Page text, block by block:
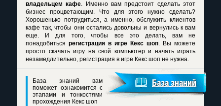
владельцем кафе. Именно вам предстоит сделать этот
бизнес процветающим. Что для этого нужно сделать?
Хорошенько потрудиться, а именно, обслужить клиентов
кафе так, чтобы они остались довольны и вернулись к вам
еще. И для того, чтобы все это делать, вам не
понадобиться регистрация в игре Кекс шоп. Вы можете
просто скачать игру на свой компьютер и начать играть
незамедлительно, регистрация в игре Кекс шоп не нужна.
База знаний вам
поможет ознакомится с
этапами и тонкостями
прохождения Кекс шоп
База знаний